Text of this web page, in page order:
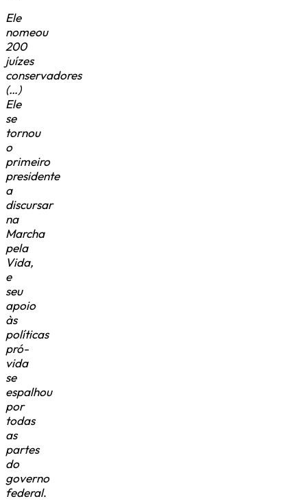
Ele
nomeou
200
juízes
conservadores
(…)
Ele
se
tornou
o
primeiro
presidente
a
discursar
na
Marcha
pela
Vida,
e
seu
apoio
às
políticas
pró-
vida
se
espalhou
por
todas
as
partes
do
governo
federal.